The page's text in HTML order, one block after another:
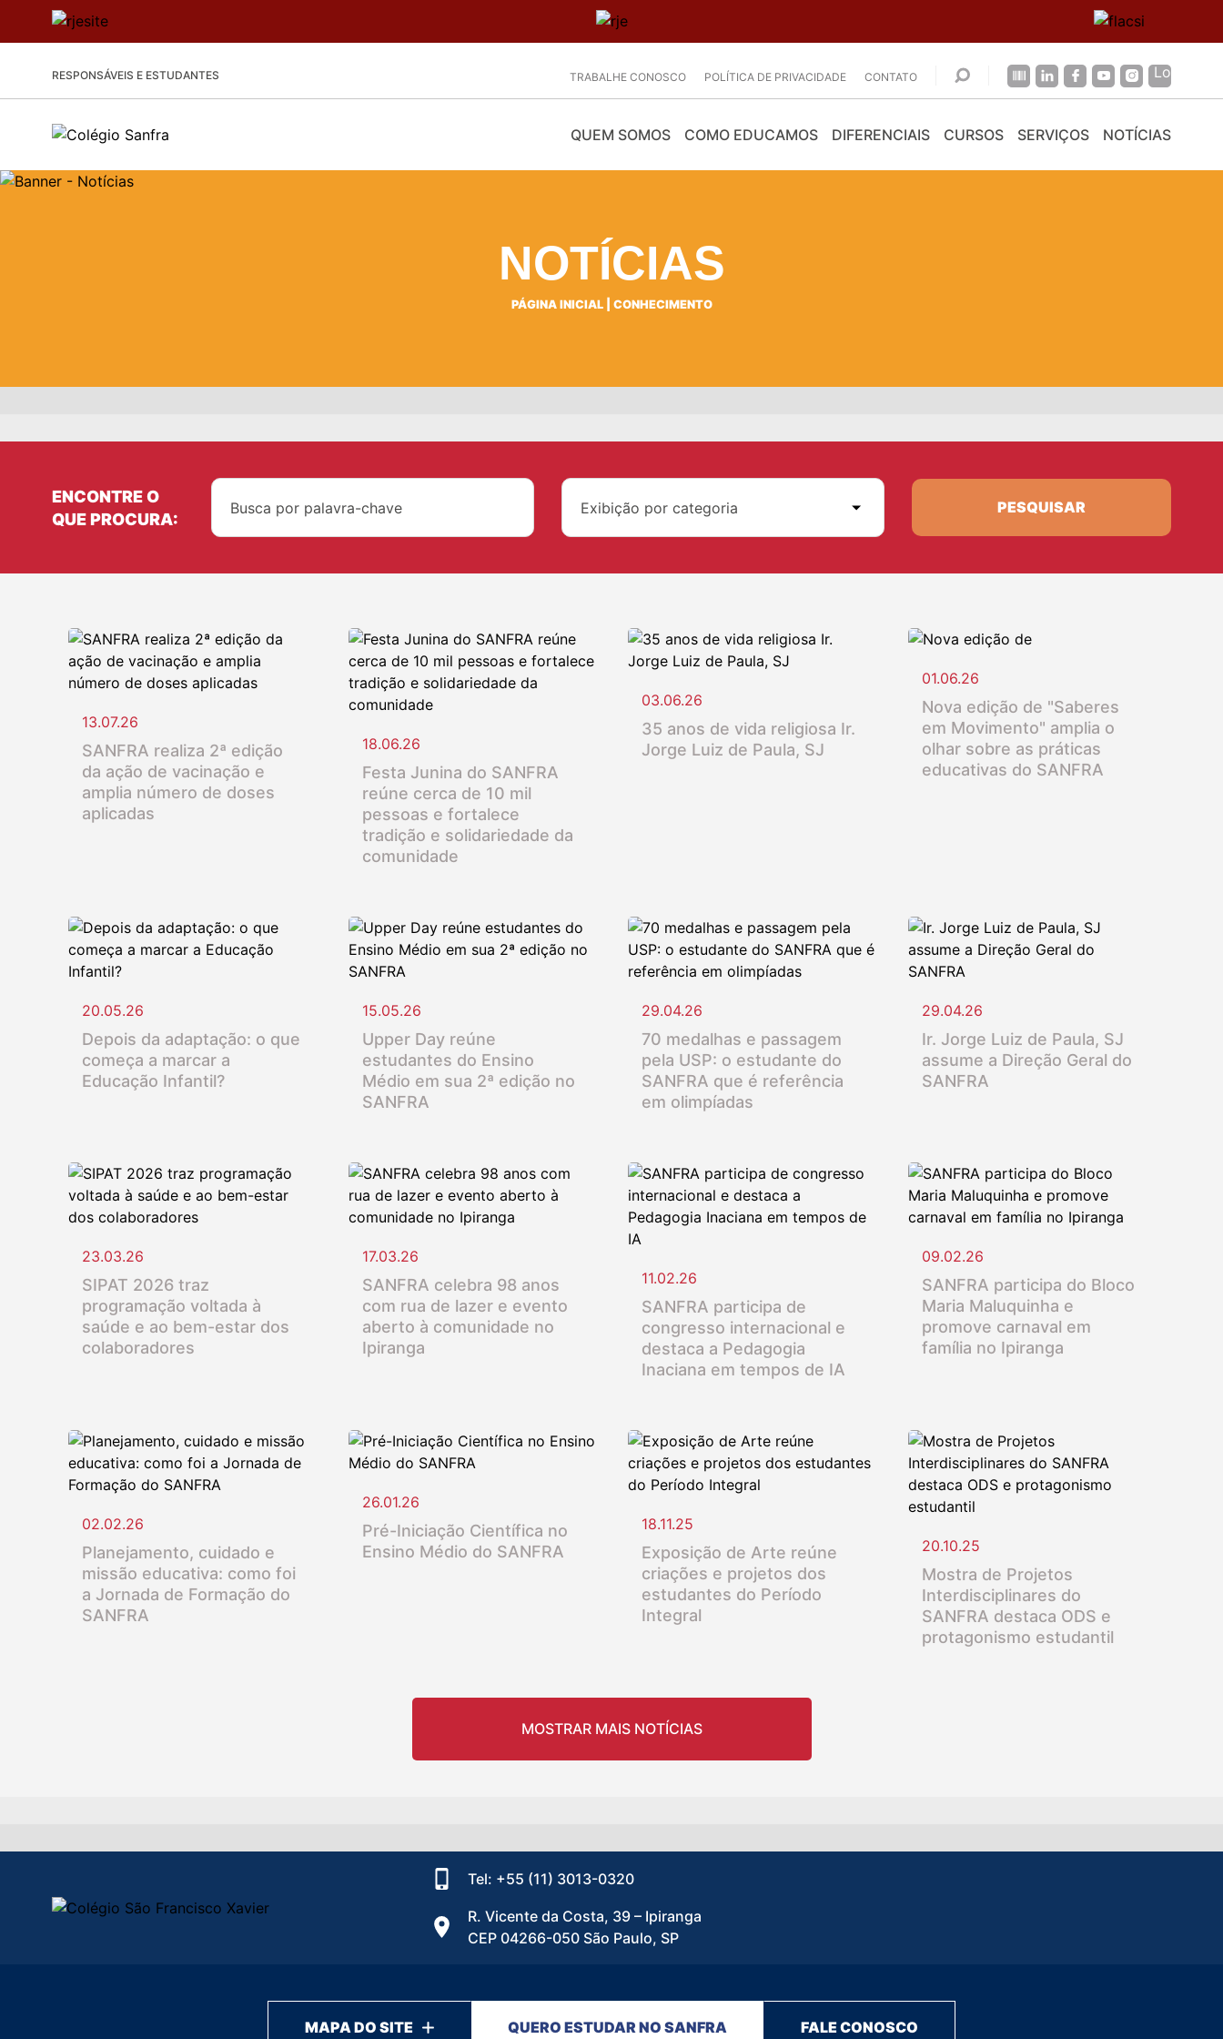
RESPONSÁVEIS E ESTUDANTES TRABALHE CONOSCO POLÍTICA DE PRIVACIDADE CONTATO
QUEM SOMOS COMO EDUCAMOS DIFERENCIAIS CURSOS SERVIÇOS NOTÍCIAS
NOTÍCIAS
PÁGINA INICIAL| CONHECIMENTO
ENCONTRE O
QUE PROCURA:
Exibição por categoria PESQUISAR
13.07.26
SANFRA realiza 2ª edição
da ação de vacinação e
amplia número de doses
aplicadas
18.06.26
Festa Junina do SANFRA
reúne cerca de 10 mil
pessoas e fortalece
tradição e solidariedade da
comunidade
03.06.26
35 anos de vida religiosa Ir.
Jorge Luiz de Paula, SJ
01.06.26
Nova edição de "Saberes
em Movimento" amplia o
olhar sobre as práticas
educativas do SANFRA
20.05.26
Depois da adaptação: o que
começa a marcar a
Educação Infantil?
15.05.26
Upper Day reúne
estudantes do Ensino
Médio em sua 2ª edição no
SANFRA
29.04.26
70 medalhas e passagem
pela USP: o estudante do
SANFRA que é referência
em olimpíadas
29.04.26
Ir. Jorge Luiz de Paula, SJ
assume a Direção Geral do
SANFRA
23.03.26
SIPAT 2026 traz
programação voltada à
saúde e ao bem-estar dos
colaboradores
17.03.26
SANFRA celebra 98 anos
com rua de lazer e evento
aberto à comunidade no
Ipiranga
11.02.26
SANFRA participa de
congresso internacional e
destaca a Pedagogia
Inaciana em tempos de IA
09.02.26
SANFRA participa do Bloco
Maria Maluquinha e
promove carnaval em
família no Ipiranga
02.02.26
Planejamento, cuidado e
missão educativa: como foi
a Jornada de Formação do
SANFRA
26.01.26
Pré-Iniciação Científica no
Ensino Médio do SANFRA
18.11.25
Exposição de Arte reúne
criações e projetos dos
estudantes do Período
Integral
20.10.25
Mostra de Projetos
Interdisciplinares do
SANFRA destaca ODS e
protagonismo estudantil
MOSTRAR MAIS NOTÍCIAS
Tel: +55 (11) 3013-0320
R. Vicente da Costa, 39 – Ipiranga
CEP 04266-050 São Paulo, SP
MAPA DO SITE QUERO ESTUDAR NO SANFRA FALE CONOSCO